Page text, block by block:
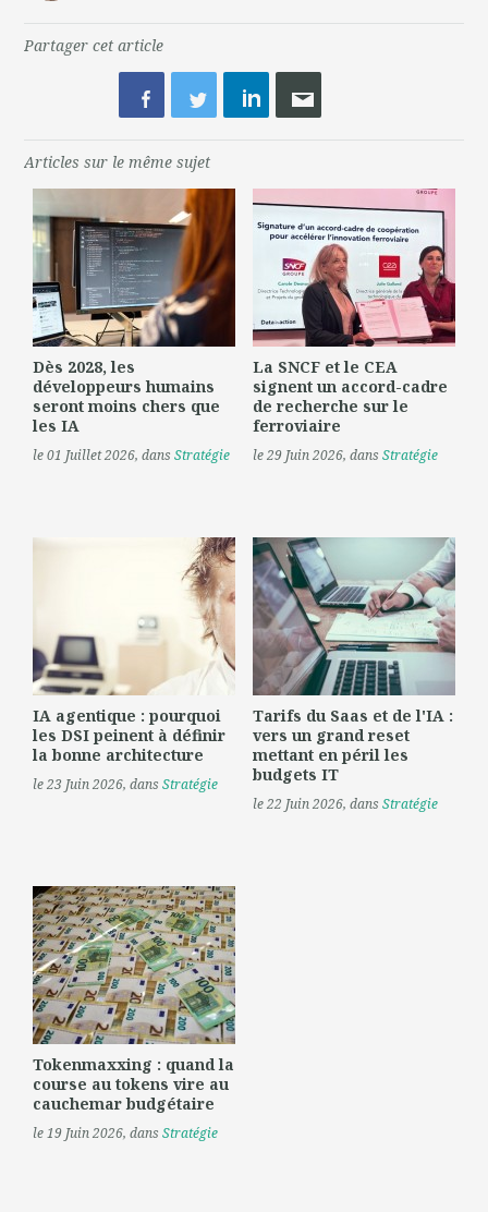
Partager cet article
Articles sur le même sujet
Dès 2028, les
développeurs humains
seront moins chers que
les IA
le 01 Juillet 2026, dansStratégie
La SNCF et le CEA
signent un accord-cadre
de recherche sur le
ferroviaire
le 29 Juin 2026, dansStratégie
IA agentique : pourquoi
les DSI peinent à définir
la bonne architecture
le 23 Juin 2026, dansStratégie
Tarifs du Saas et de l'IA :
vers un grand reset
mettant en péril les
budgets IT
le 22 Juin 2026, dansStratégie
Tokenmaxxing : quand la
course au tokens vire au
cauchemar budgétaire
le 19 Juin 2026, dansStratégie